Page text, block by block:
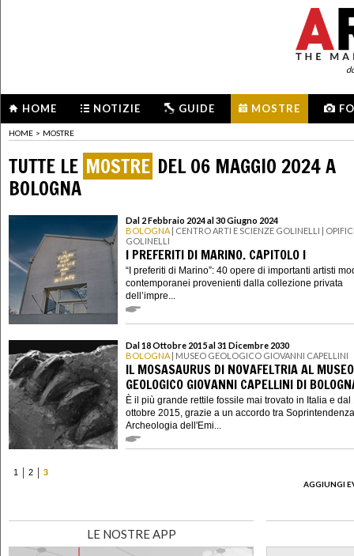
HOME NOTIZIE GUIDE MOSTRE
HOME > MOSTRE
TUTTE LE MOSTRE DEL 06 MAGGIO 2024 A
BOLOGNA
Dal 2 Febbraio 2024 al 30 Giugno 2024
BOLOGNA | CENTRO ARTI E SCIENZE GOLINELLI |
GOLINELLI
I PREFERITI DI MARINO. CAPITOLO I
“I preferiti di Marino”: 40 opere di importanti artisti
contemporanei provenienti dalla collezione privata
dell’impre...
Dal 18 Ottobre 2015 al 31 Dicembre 2030
BOLOGNA | MUSEO GEOLOGICO GIOVANNI CAPELLINI
IL MOSASAURUS DI NOVAFELTRIA AL MUSEO
GEOLOGICO GIOVANNI CAPELLINI DI
È il più grande rettile fossile mai trovato in Italia e dal
ottobre 2015, grazie a un accordo tra Soprintendenza
Archeologia dell'Emi...
1 2
3
AGGIUNGI
LE NOSTRE APP